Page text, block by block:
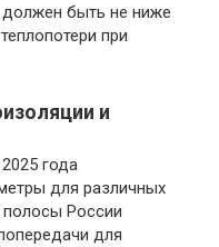
должен быть не ниже
при
и
года
для различных
полосы России
для